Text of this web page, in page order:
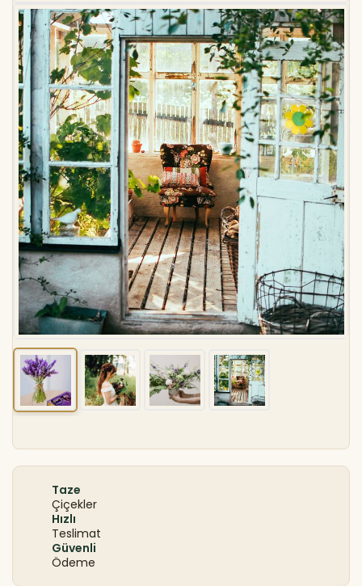
Taze
Çiçekler
Hızlı
Teslimat
Güvenli
Ödeme